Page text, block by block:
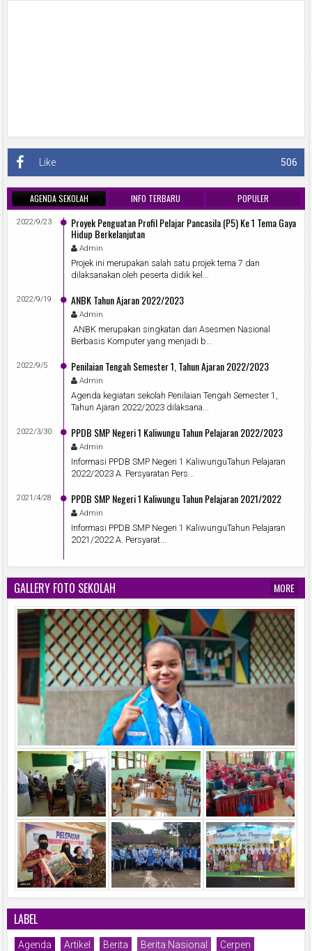
506
Like
AGENDA SEKOLAH INFO TERBARU POPULER
Proyek Penguatan Profil Pelajar Pancasila (P5) Ke 1 Tema Gaya
Hidup Berkelanjutan
Admin
2022/9/23
Projek ini merupakan salah satu projek tema 7 dan
dilaksanakan oleh peserta didik kel...
ANBK Tahun Ajaran 2022/2023
Admin
2022/9/19
ANBK merupakan singkatan dari Asesmen Nasional
Berbasis Komputer yang menjadi b...
Penilaian Tengah Semester 1, Tahun Ajaran 2022/2023
Admin
2022/9/5
Agenda kegiatan sekolah Penilaian Tengah Semester 1,
Tahun Ajaran 2022/2023 dilaksana...
PPDB SMP Negeri 1 Kaliwungu Tahun Pelajaran 2022/2023
Admin
2022/3/30
Informasi PPDB SMP Negeri 1 KaliwunguTahun Pelajaran
2022/2023 A. Persyaratan Pers...
PPDB SMP Negeri 1 Kaliwungu Tahun Pelajaran 2021/2022
Admin
2021/4/28
Informasi PPDB SMP Negeri 1 KaliwunguTahun Pelajaran
2021/2022 A. Persyarat...
GALLERY FOTO SEKOLAH MORE
LABEL
Agenda Artikel Berita Berita Nasional Cerpen